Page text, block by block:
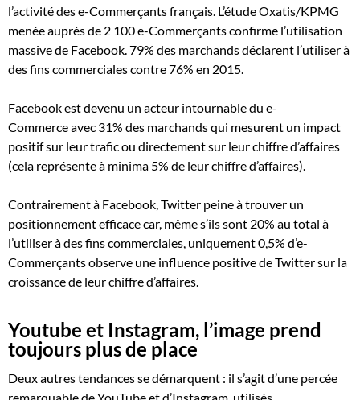
l’activité des e-Commerçants français. L’étude Oxatis/KPMG
menée auprès de 2 100 e-Commerçants confirme l’utilisation
massive de Facebook. 79% des marchands déclarent l’utiliser à
des fins commerciales contre 76% en 2015.
Facebook est devenu un acteur intournable du e-
Commerce avec 31% des marchands qui mesurent un impact
positif sur leur trafic ou directement sur leur chiffre d’affaires
(cela représente à minima 5% de leur chiffre d’affaires).
Contrairement à Facebook, Twitter peine à trouver un
positionnement efficace car, même s’ils sont 20% au total à
l’utiliser à des fins commerciales, uniquement 0,5% d’e-
Commerçants observe une influence positive de Twitter sur la
croissance de leur chiffre d’affaires.
Youtube et Instagram, l’image prend
toujours plus de place
Deux autres tendances se démarquent : il s’agit d’une percée
remarquable de YouTube et d’Instagram, utilisés